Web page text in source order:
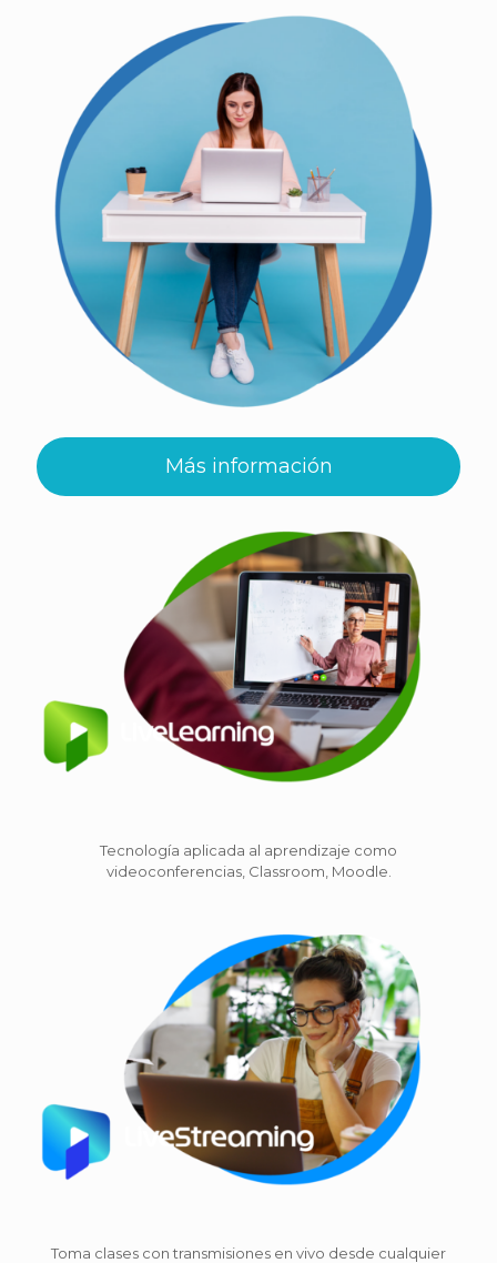
Más información
Tecnología aplicada al aprendizaje como
videoconferencias, Classroom, Moodle.
Toma clases con transmisiones en vivo desde cualquier